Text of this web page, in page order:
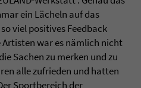
ein Lächeln auf das
viel positives Feedback
war es nämlich nicht
Sachen zu merken und zu
alle zufrieden und hatten
Sportbereich der